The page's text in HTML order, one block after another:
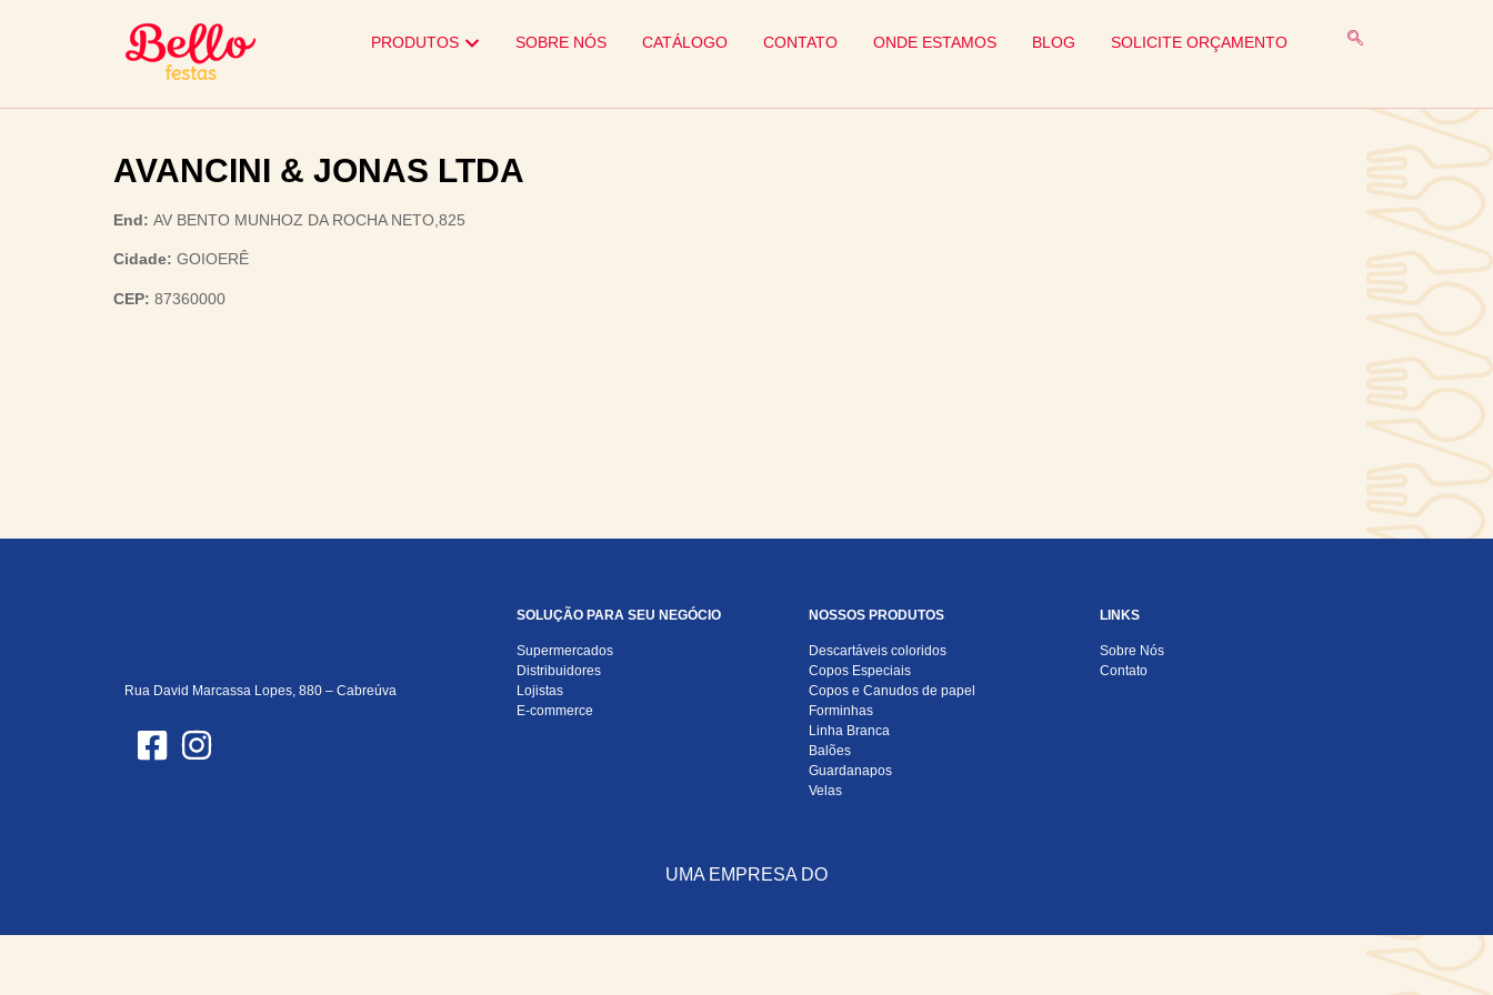
PRODUTOS SOBRE NÓS CATÁLOGO CONTATO ONDE ESTAMOS BLOG SOLICITE ORÇAMENTO
AVANCINI & JONAS LTDA
End: AV BENTO MUNHOZ DA ROCHA NETO,825
Cidade: GOIOERÊ
CEP: 87360000
Rua David Marcassa Lopes, 880 – Cabreúva
SOLUÇÃO PARA SEU NEGÓCIO
Supermercados
Distribuidores
Lojistas
E-commerce
NOSSOS PRODUTOS
Descartáveis coloridos
Copos Especiais
Copos e Canudos de papel
Forminhas
Linha Branca
Balões
Guardanapos
Velas
LINKS
Sobre Nós
Contato
UMA EMPRESA DO